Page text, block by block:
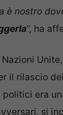
è nostro
“, ha
Unite,
il rilascio
era
si